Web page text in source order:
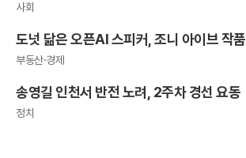
사회
도넛 닮은 오픈AI 스피커, 조니 아이브 작품
부동산·경제
송영길 인천서 반전 노려, 2주차 경선 요동
정치